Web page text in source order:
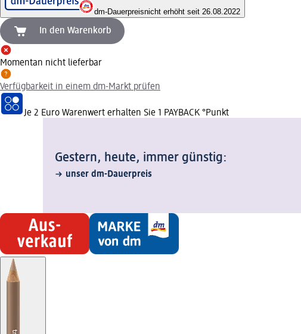
dm-Dauerpreisnicht erhöht seit 26.08.2022
In den Warenkorb
Momentan nicht lieferbar
Verfügbarkeit in einem dm-Markt prüfen
Je 2 Euro Warenwert erhalten Sie 1 PAYBACK °Punkt
Gestern, heute, immer günstig:
unser dm-Dauerpreis